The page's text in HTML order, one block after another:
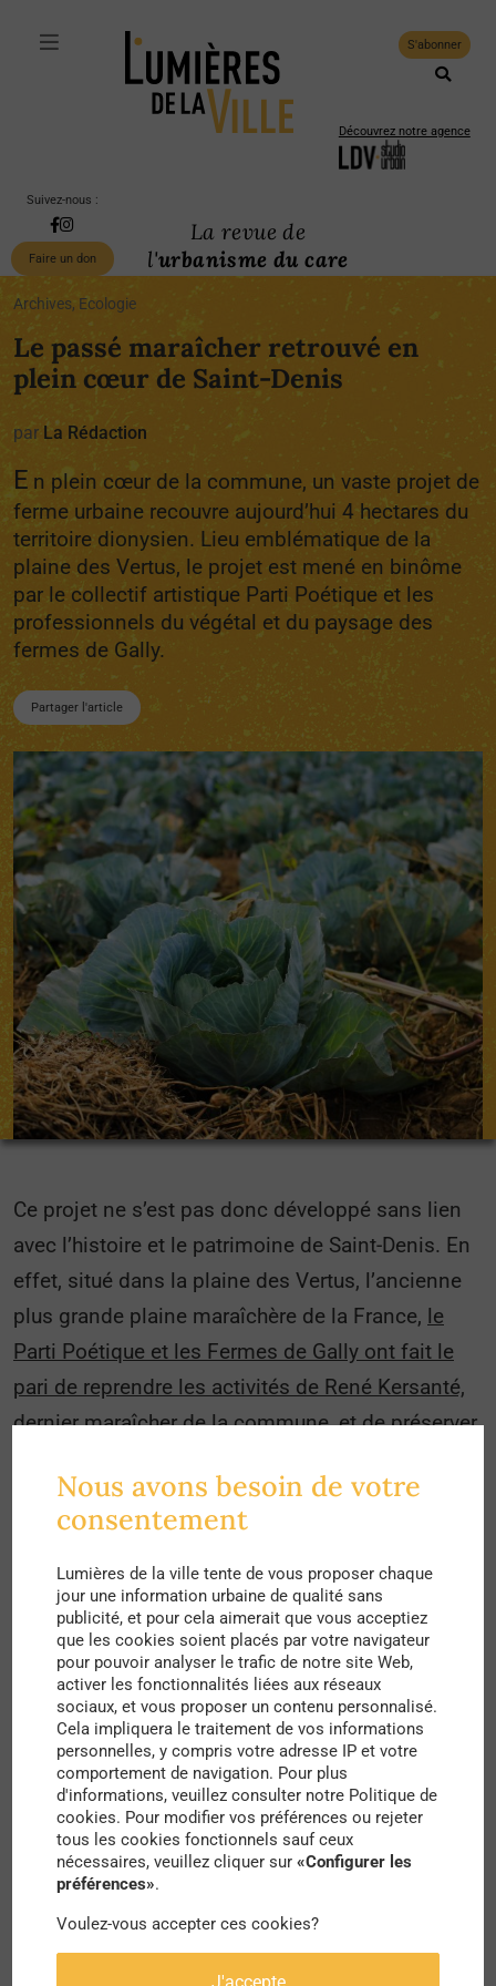
S'abonner
Découvrez notre agence
Suivez-nous :
Faire un don
La revue de
l'urbanisme du care
Archives, Ecologie
Le passé maraîcher retrouvé en
plein cœur de Saint-Denis
par La Rédaction
E n plein cœur de la commune, un vaste projet de
ferme urbaine recouvre aujourd’hui 4 hectares du
territoire dionysien. Lieu emblématique de la
plaine des Vertus, le projet est mené en binôme
par le collectif artistique Parti Poétique et les
professionnels du végétal et du paysage des
fermes de Gally.
Partager l'article
Ce projet ne s’est pas donc développé sans lien
avec l’histoire et le patrimoine de Saint-Denis. En
effet, situé dans la plaine des Vertus, l’ancienne
plus grande plaine maraîchère de la France, le
Parti Poétique et les Fermes de Gally ont fait le
pari de reprendre les activités de René Kersanté,
dernier maraîcher de la commune, et de préserver
L’ambition est double : créer un lieu d’exploitation
agriculture éthique à Saint-Denis, mais aussi faire
émerger une culture de proximité, avec des
ateliers, des activités et des rencontres dédiées
aux habitantes et habitants des quartiers
environnants. Par leurs actions, les deux
collectifs souhaitent allier les thématiques de la
nature, la culture et la nourriture, et offrir
l’opportunité à chacun de pouvoir se nourrir
sainement en ayant pleine connaissance de ce
qui se trouve dans nos assiettes.
Cette ferme est un laboratoire autour du triptyque
Nous avons besoin de votre
consentement
Lumières de la ville tente de vous proposer chaque
jour une information urbaine de qualité sans
publicité, et pour cela aimerait que vous acceptiez
que les cookies soient placés par votre navigateur
pour pouvoir analyser le trafic de notre site Web,
activer les fonctionnalités liées aux réseaux
sociaux, et vous proposer un contenu personnalisé.
Cela impliquera le traitement de vos informations
personnelles, y compris votre adresse IP et votre
comportement de navigation. Pour plus
d'informations, veuillez consulter notre Politique de
cookies. Pour modifier vos préférences ou rejeter
tous les cookies fonctionnels sauf ceux
nécessaires, veuillez cliquer sur«Configurer les
préférences».
Voulez-vous accepter ces cookies?
J'accepte